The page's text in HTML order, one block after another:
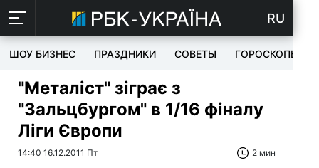
RU
ШОУ БИЗНЕС ПРАЗДНИКИ СОВЕТЫ ГОРОСКОПЫ
"Металіст" зіграє з
"Зальцбургом" в 1/16 фіналу
Ліги Європи
14:40 16.12.2011 Пт 2 мин